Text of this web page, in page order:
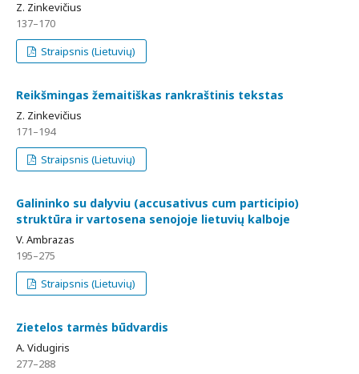
Z. Zinkevičius
137–170
Straipsnis (Lietuvių)
Reikšmingas žemaitiškas rankraštinis tekstas
Z. Zinkevičius
171–194
Straipsnis (Lietuvių)
Galininko su dalyviu (accusativus cum participio)
struktūra ir vartosena senojoje lietuvių kalboje
V. Ambrazas
195–275
Straipsnis (Lietuvių)
Zietelos tarmės būdvardis
A. Vidugiris
277–288